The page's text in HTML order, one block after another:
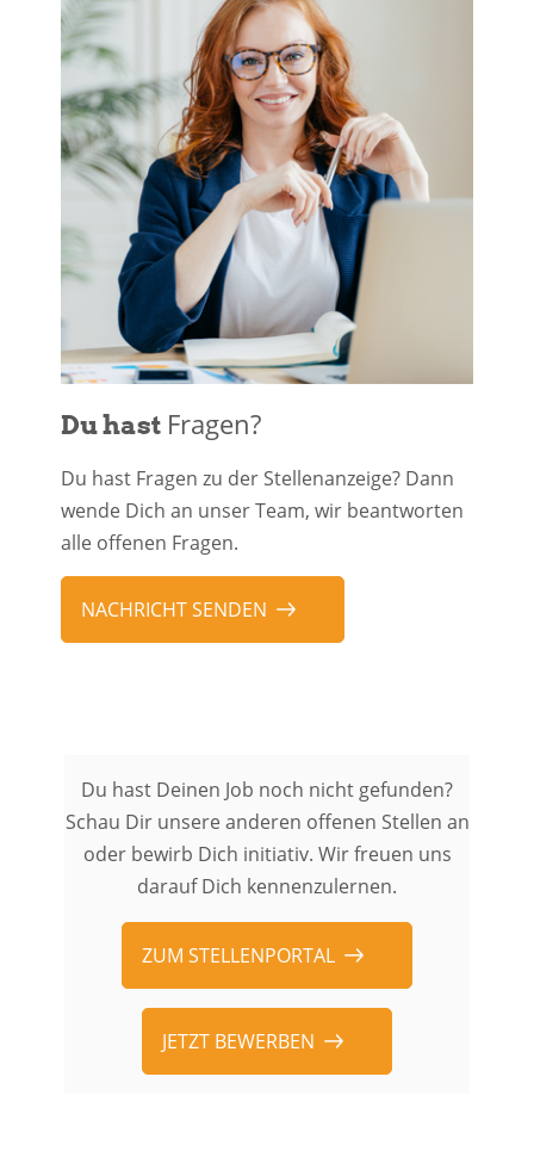
Du hast Fragen?
Du hast Fragen zu der Stellenanzeige? Dann
wende Dich an unser Team, wir beantworten
alle offenen Fragen.
NACHRICHT SENDEN
Du hast Deinen Job noch nicht gefunden?
Schau Dir unsere anderen offenen Stellen an
oder bewirb Dich initiativ. Wir freuen uns
darauf Dich kennenzulernen.
ZUM STELLENPORTAL
JETZT BEWERBEN